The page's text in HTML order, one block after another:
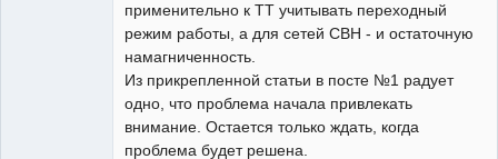
применительно к ТТ учитывать переходный
режим работы, а для сетей СВН - и остаточную
намагниченность.
Из прикрепленной статьи в посте №1 радует
одно, что проблема начала привлекать
внимание. Остается только ждать, когда
проблема будет решена.